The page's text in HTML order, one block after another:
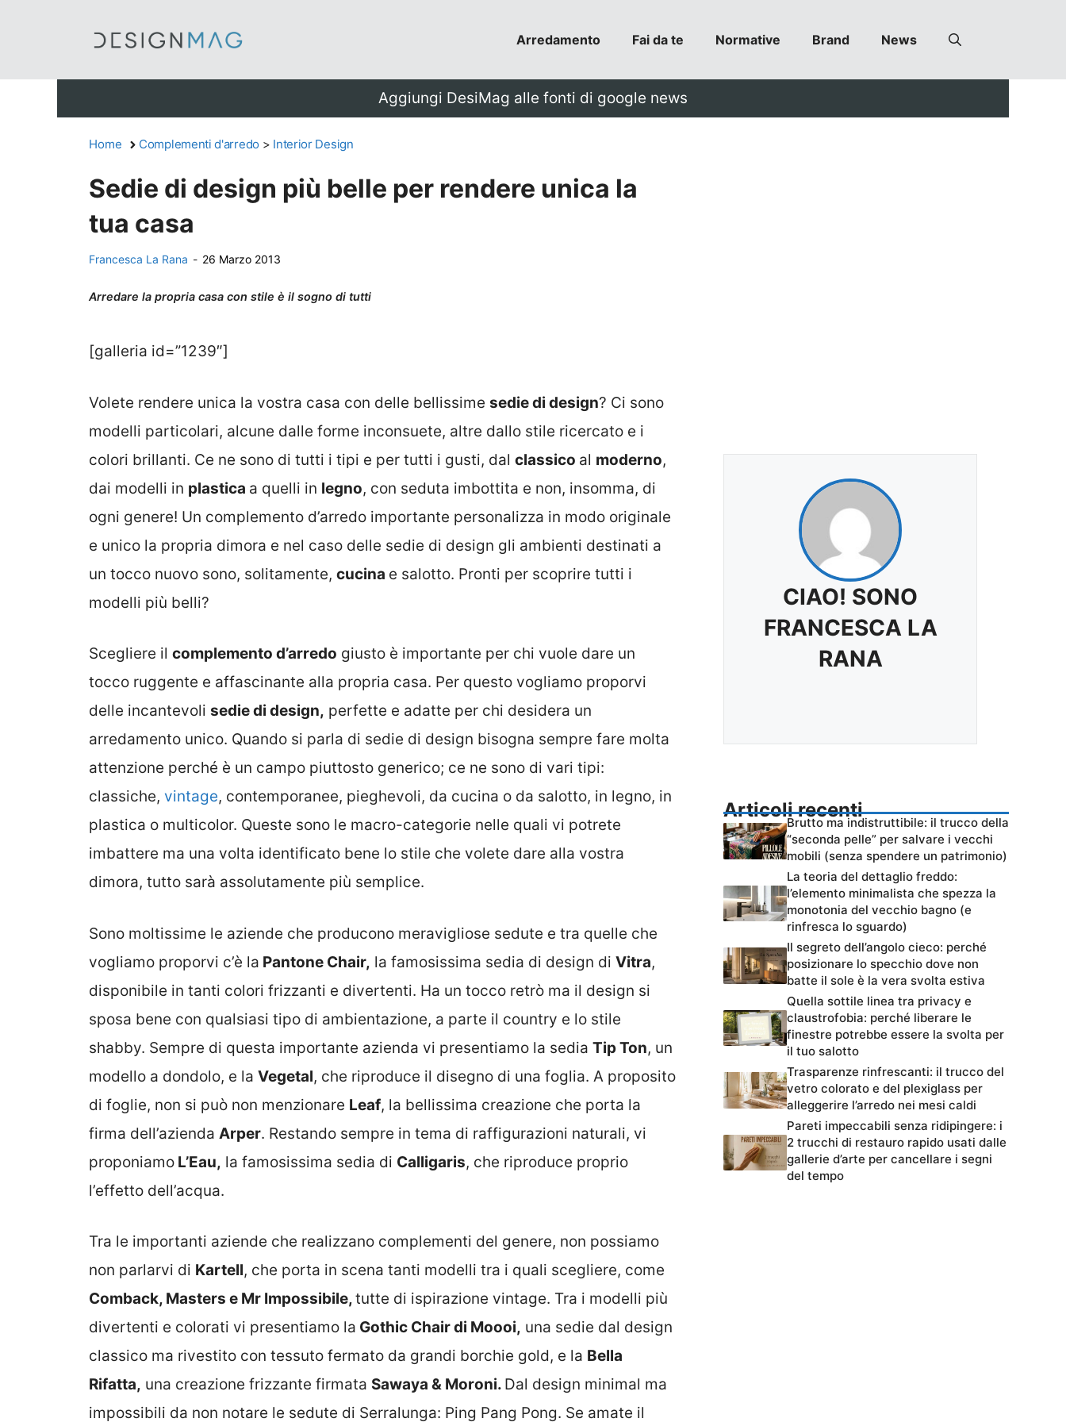
Arredamento Fai da te Normative Brand News
Aggiungi DesiMag alle fonti di google news
Home Complementi d'arredo > Interior Design
Sedie di design più belle per rendere unica la
tua casa
Francesca La Rana - 26 Marzo 2013
Arredare la propria casa con stile è il sogno di tutti
[galleria id=”1239″]
Volete rendere unica la vostra casa con delle bellissime sedie di design? Ci sono
modelli particolari, alcune dalle forme inconsuete, altre dallo stile ricercato e i
colori brillanti. Ce ne sono di tutti i tipi e per tutti i gusti, dal classico al moderno,
dai modelli in plastica a quelli in legno, con seduta imbottita e non, insomma, di
ogni genere! Un complemento d’arredo importante personalizza in modo originale
e unico la propria dimora e nel caso delle sedie di design gli ambienti destinati a
un tocco nuovo sono, solitamente, cucina e salotto. Pronti per scoprire tutti i
modelli più belli?
Scegliere il complemento d’arredo giusto è importante per chi vuole dare un
tocco ruggente e affascinante alla propria casa. Per questo vogliamo proporvi
delle incantevoli sedie di design, perfette e adatte per chi desidera un
arredamento unico. Quando si parla di sedie di design bisogna sempre fare molta
attenzione perché è un campo piuttosto generico; ce ne sono di vari tipi:
classiche, vintage, contemporanee, pieghevoli, da cucina o da salotto, in legno, in
plastica o multicolor. Queste sono le macro-categorie nelle quali vi potrete
imbattere ma una volta identificato bene lo stile che volete dare alla vostra
dimora, tutto sarà assolutamente più semplice.
Sono moltissime le aziende che producono meravigliose sedute e tra quelle che
vogliamo proporvi c’è la Pantone Chair, la famosissima sedia di design di Vitra,
disponibile in tanti colori frizzanti e divertenti. Ha un tocco retrò ma il design si
sposa bene con qualsiasi tipo di ambientazione, a parte il country e lo stile
shabby. Sempre di questa importante azienda vi presentiamo la sedia Tip Ton, un
modello a dondolo, e la Vegetal, che riproduce il disegno di una foglia. A proposito
di foglie, non si può non menzionare Leaf, la bellissima creazione che porta la
firma dell’azienda Arper. Restando sempre in tema di raffigurazioni naturali, vi
proponiamo L’Eau, la famosissima sedia di Calligaris, che riproduce proprio
l’effetto dell’acqua.
Tra le importanti aziende che realizzano complementi del genere, non possiamo
non parlarvi di Kartell, che porta in scena tanti modelli tra i quali scegliere, come
Comback, Masters e Mr Impossibile,tutte di ispirazione vintage. Tra i modelli più
divertenti e colorati vi presentiamo la Gothic Chair di Moooi, una sedie dal design
classico ma rivestito con tessuto fermato da grandi borchie gold, e la Bella
Rifatta, una creazione frizzante firmata Sawaya & Moroni. Dal design minimal ma
impossibili da non notare le sedute di Serralunga: Ping Pang Pong. Se amate il
CIAO! SONO
FRANCESCA LA
RANA
Articoli recenti
Brutto ma indistruttibile: il trucco della
“seconda pelle” per salvare i vecchi
mobili (senza spendere un patrimonio)
La teoria del dettaglio freddo:
l’elemento minimalista che spezza la
monotonia del vecchio bagno (e
rinfresca lo sguardo)
Il segreto dell’angolo cieco: perché
posizionare lo specchio dove non
batte il sole è la vera svolta estiva
Quella sottile linea tra privacy e
claustrofobia: perché liberare le
finestre potrebbe essere la svolta per
il tuo salotto
Trasparenze rinfrescanti: il trucco del
vetro colorato e del plexiglass per
alleggerire l’arredo nei mesi caldi
Pareti impeccabili senza ridipingere: i
2 trucchi di restauro rapido usati dalle
gallerie d’arte per cancellare i segni
del tempo